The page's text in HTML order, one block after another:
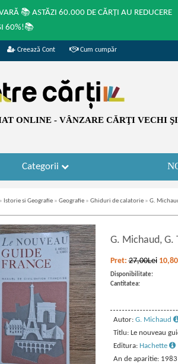
📚 ASTĂZI 60.000 DE CĂRȚI AU REDUCERE
60%!📚
Creează Cont Cum cumpăr
ONLINE - VÂNZARE CĂRŢI VECHI ŞI
Categorii
» Istorie si Geografie » Geografie » Ghiduri de calatorie » G.
G. Michaud, G.
Pret:27,00Lei 10,80
Disponibilitate:
Cantitatea:
Autor: G. Michaud
Titlu: Le nouveau
Editura: Hachette
An de aparitie: 1983